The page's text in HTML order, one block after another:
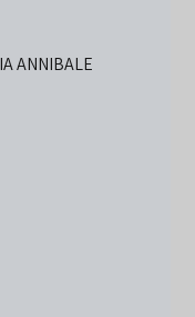
ANNIBALE